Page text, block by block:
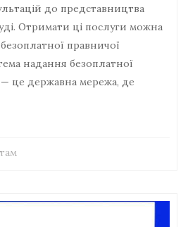
до представництва
Отримати ці послуги можна
правничої
надання безоплатної
це державна мережа, де